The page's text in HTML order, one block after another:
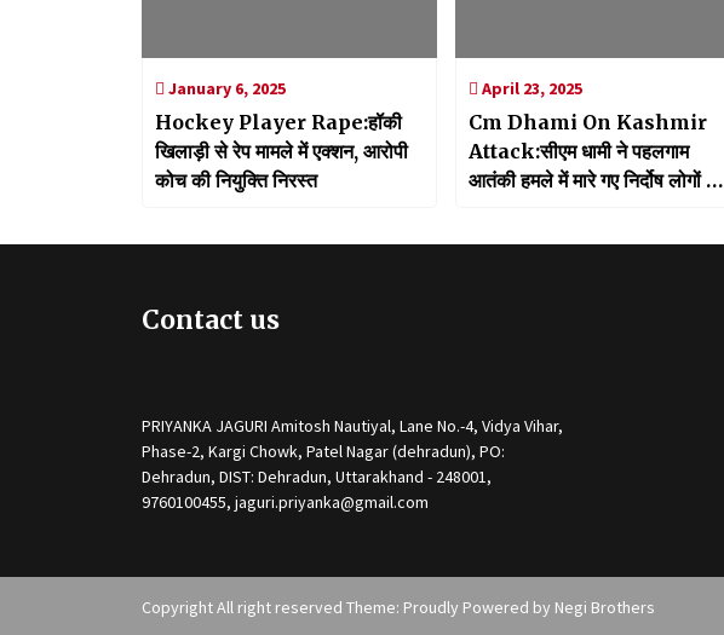
January 6, 2025
Hockey Player Rape:हॉकी
खिलाड़ी से रेप मामले में एक्शन, आरोपी
कोच की नियुक्ति निरस्त
April 23, 2025
Cm Dhami On Kashmir
Attack:सीएम धामी ने पहलगाम
आतंकी हमले में मारे गए निर्दोष लोगों को
Contact us
PRIYANKA JAGURI Amitosh Nautiyal, Lane No.-4, Vidya Vihar,
Phase-2, Kargi Chowk, Patel Nagar (dehradun), PO:
Dehradun, DIST: Dehradun, Uttarakhand - 248001,
9760100455, jaguri.priyanka@gmail.com
Copyright All right reserved Theme: Proudly Powered by Negi Brothers